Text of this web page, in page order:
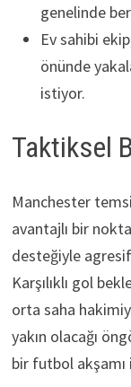
genelinde
Ev sahibi
önünde
istiyor.
Taktiksel
Manchester
avantajlı bir
desteğiyle
Karşılıklı gol
orta saha
yakın olacağı
bir futbol